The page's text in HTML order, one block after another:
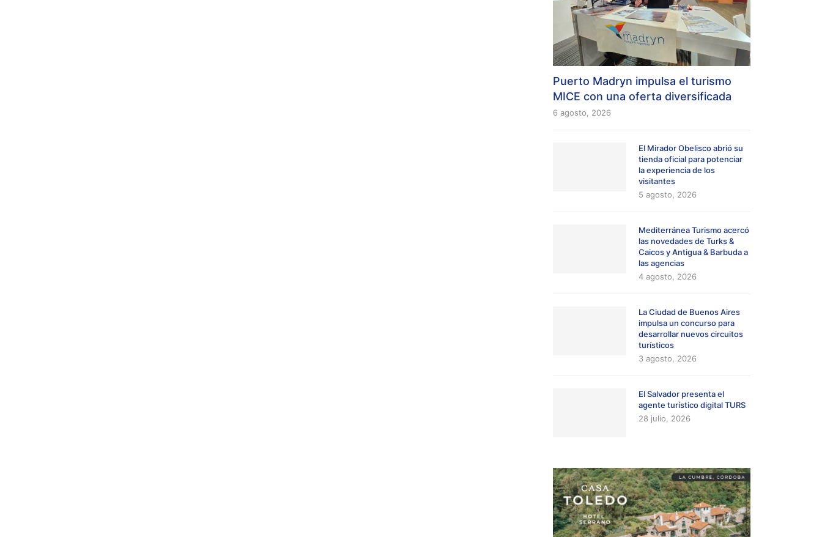
Puerto Madryn impulsa el turismo
MICE con una oferta diversificada
6 agosto, 2026
El Mirador Obelisco abrió su
tienda oficial para potenciar
la experiencia de los
visitantes
5 agosto, 2026
Mediterránea Turismo acercó
las novedades de Turks &
Caicos y Antigua & Barbuda a
las agencias
4 agosto, 2026
La Ciudad de Buenos Aires
impulsa un concurso para
desarrollar nuevos circuitos
turísticos
3 agosto, 2026
El Salvador presenta el
agente turístico digital TURS
28 julio, 2026